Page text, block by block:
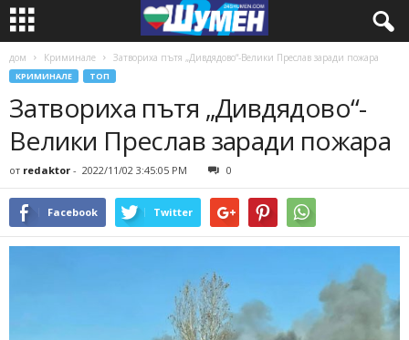
дом Криминале Затвориха пътя „Дивдядово“-Велики Преслав заради пожара
КРИМИНАЛЕ ТОП
Затвориха пътя „Дивдядово“-
Велики Преслав заради пожара
от redaktor - 2022/11/02 3:45:05 PM 0
Facebook Twitter